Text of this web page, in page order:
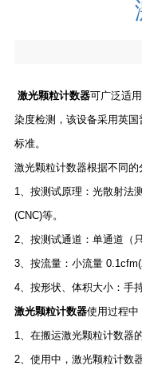
激光颗粒计数器可广泛适
染度检测，该设备采用英
标准。
激光颗粒计数器根据不同
1、按测试原理：光散射法
(CNC)等。
2、按测试通道：单通道（
3、按流量：小流量
4、按形状、体积大小：手
激光颗粒计数器使用过程中
1、在搬运激光颗粒计数器
2、使用中，激光颗粒计数